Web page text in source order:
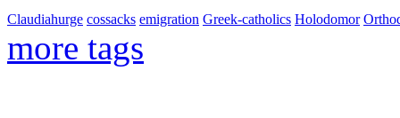
Claudiahurge cossacks emigration Greek-catholics Holodomor
more tags